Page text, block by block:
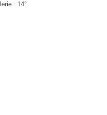
: 14°